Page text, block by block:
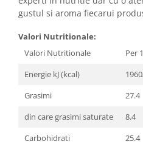
gustul si aroma fiecarui
Valori Nutritionale:
Valori Nutritionale
Per
Energie kJ (kcal)
Grasimi
27.4
din care grasimi saturate
8.4
Carbohidrati
25.4